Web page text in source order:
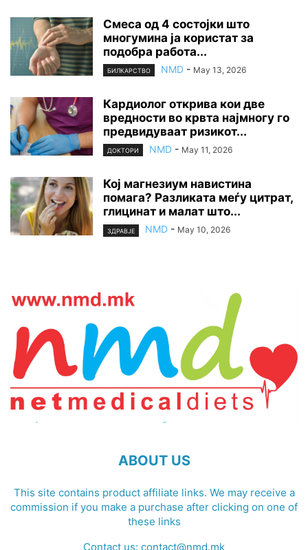
Смеса од 4 состојки што
многумина ја користат за
подобра работа...
БИЛКАРСТВО NMD - May 13, 2026
Кардиолог открива кои две
вредности во крвта најмногу го
предвидуваат ризикот...
ДОКТОРИ NMD - May 11, 2026
Кој магнезиум навистина
помага? Разликата меѓу цитрат,
глицинат и малат што...
ЗДРАВЈЕ NMD - May 10, 2026
ABOUT US
This site contains product affiliate links. We may receive a
commission if you make a purchase after clicking on one of
these links
Contact us: contact@nmd.mk